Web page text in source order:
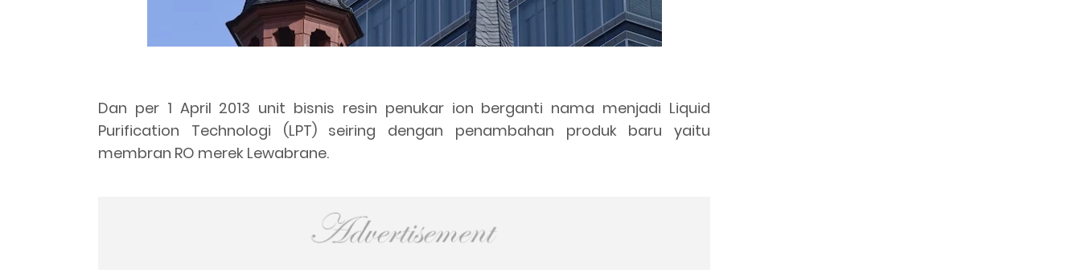
Dan per 1 April 2013 unit bisnis resin penukar ion berganti nama menjadi Liquid
Purification Technologi (LPT) seiring dengan penambahan produk baru yaitu
membran RO merek Lewabrane.